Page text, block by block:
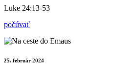
Luke 24:13-53
počúvať
25. február 2024